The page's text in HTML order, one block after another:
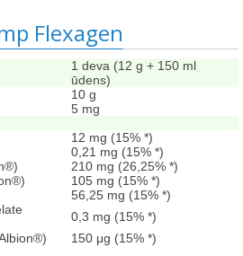
Flexagen
1 deva (12 g + 150 ml
ūdens)
10 g
5 mg
12 mg (15% *)
0,21 mg (15% *)
210 mg (26,25% *)
105 mg (15% *)
56,25 mg (15% *)
0,3 mg (15% *)
150 μg (15% *)